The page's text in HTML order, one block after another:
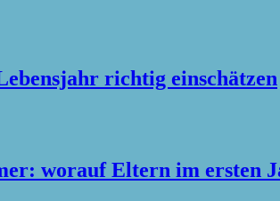
richtig einschätzen
worauf Eltern im ersten